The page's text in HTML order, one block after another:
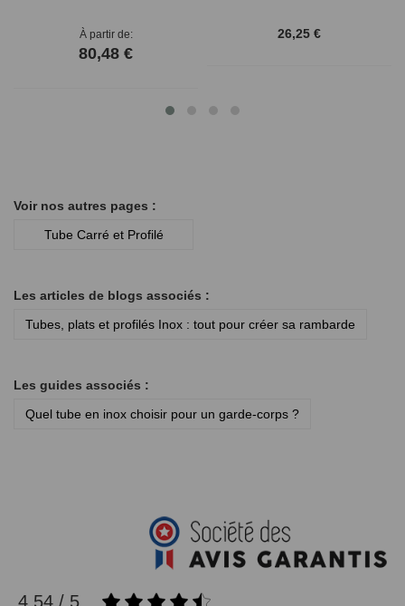
À partir de
80,48 €
26,25 €
Voir nos autres pages :
Tube Carré et Profilé
Les articles de blogs associés :
Tubes, plats et profilés Inox : tout pour créer sa rambarde
Les guides associés :
Quel tube en inox choisir pour un garde-corps ?
4.54 / 5